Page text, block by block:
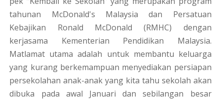
tahunan McDonald's Malaysia dan Persatuan
Kebajikan Ronald McDonald (RMHC) dengan
kerjasama Kementerian Pendidikan Malaysia.
Matlamat utama adalah untuk membantu keluarga
yang kurang berkemampuan menyediakan persiapan
persekolahan anak-anak yang kita tahu sekolah akan
dibuka pada awal Januari dan sebilangan besar